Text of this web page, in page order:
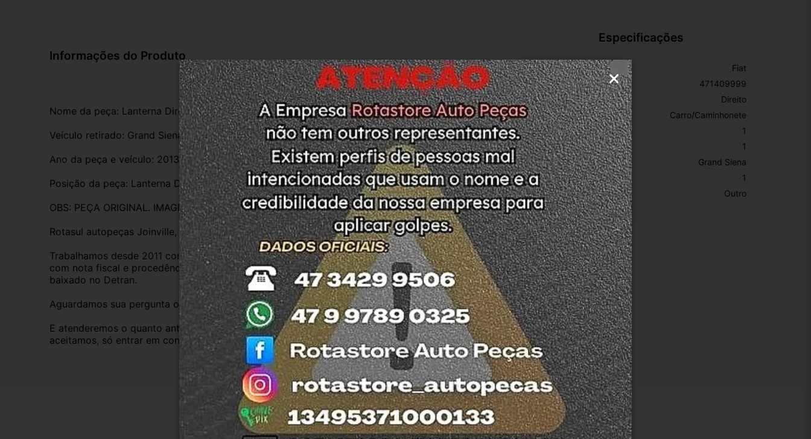
Informações do Produto
Nome da peça: Lanterna Direita
Veículo retirado: Grand Siena
Ano da peça e veículo: 2013
Posição da peça: Lanterna Direita
OBS: PEÇA ORIGINAL. IMAGENS REAIS. PEÇA EM PERFEITO ESTADO DE CONSERVAÇÃO
Rotasul autopeças Joinville, empresa credenciada no detran do estado de SC.
Trabalhamos desde 2011 com total credibilidade e confiança, todos nossos produtos contam
com nota fiscal e procedência, nossas peças são todas usadas, compramos Somente veículos
baixado no Detran.
Aguardamos sua pergunta ou compra.
E atenderemos o quanto antes, caso o cliente prefira retirar na nossa loja física também
aceitamos, só entrar em contato com a equipe Rotasul e tiramos suas dúvidas.
Especificações
Marca: Fiat
Número De Peça: 471409999
Lado: Direito
Tipo De Veículo: Carro/Caminhonete
OEM: 1
MPN: 1
Modelo: Grand Siena
SKU: 1
Motivo De GTIN Vacío: Outro
Garantia Certificado de Procedência Troca e Devolução